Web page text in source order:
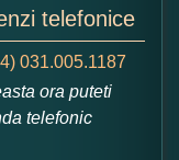
telefonice
031.005.1187
ora puteti
telefonic